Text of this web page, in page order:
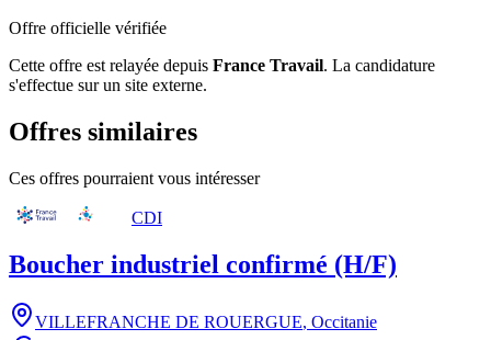
Offre officielle vérifiée
Cette offre est relayée depuis France Travail. La candidature
s'effectue sur un site externe.
Offres similaires
Ces offres pourraient vous intéresser
CDI
Boucher industriel confirmé (H/F)
VILLEFRANCHE DE ROUERGUE, Occitanie